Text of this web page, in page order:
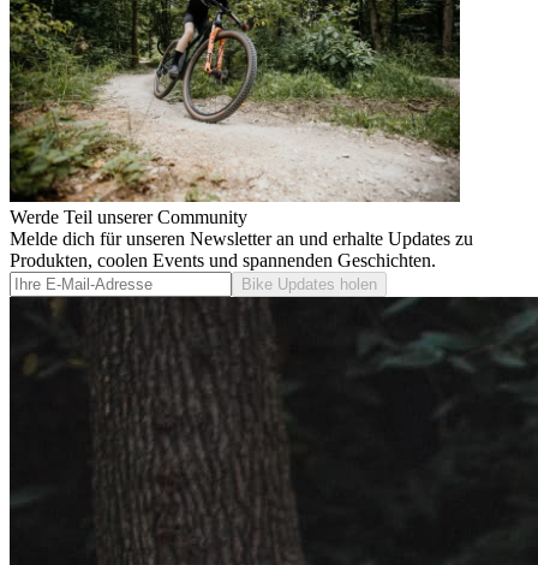
Werde Teil unserer Community
Melde dich für unseren Newsletter an und erhalte Updates zu
Produkten, coolen Events und spannenden Geschichten.
Bike Updates holen